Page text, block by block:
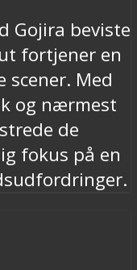
Gojira beviste
fortjener en
Med
og nærmest
de
fokus på en